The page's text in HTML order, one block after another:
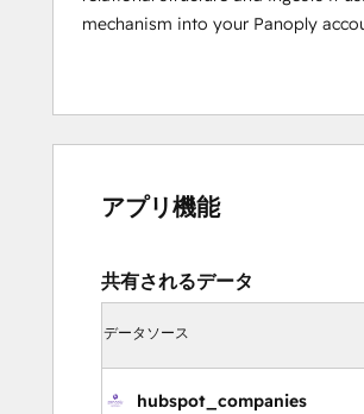
mechanism into your Panoply
アプリ機能
共有されるデータ
データソース
hubspot_companies